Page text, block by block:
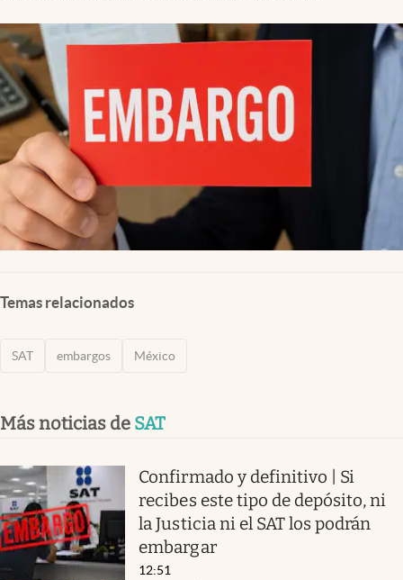
Mediakit
abre en nueva pestaña
México
Temas relacionados
SAT embargos México
Más noticias de SAT
Confirmado y definitivo | Si
recibes este tipo de depósito, ni
la Justicia ni el SAT los podrán
embargar
12:51